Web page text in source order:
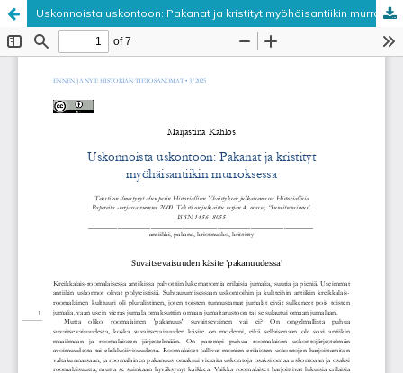
Uskonnoista uskontoon: Pakanat ja kristityt myöhäisantiikin murroksessa
Palvelua ylläpitääTieteellisten seurain valtuuskunta